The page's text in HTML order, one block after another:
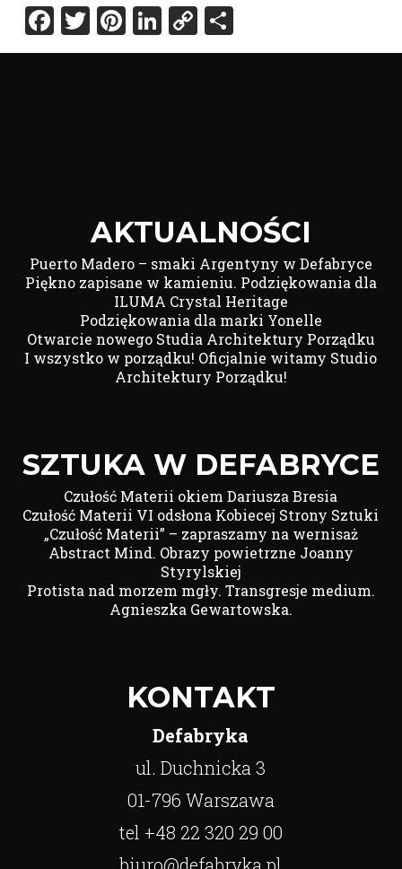
Facebook
Twitter
Pinterest
LinkedIn
Copy
Link
Share
AKTUALNOŚCI
Puerto Madero – smaki Argentyny w Defabryce
Piękno zapisane w kamieniu. Podziękowania dla
ILUMA Crystal Heritage
Podziękowania dla marki Yonelle
Otwarcie nowego Studia Architektury Porządku
I wszystko w porządku! Oficjalnie witamy Studio
Architektury Porządku!
SZTUKA W DEFABRYCE
Czułość Materii okiem Dariusza Bresia
Czułość Materii VI odsłona Kobiecej Strony Sztuki
„Czułość Materii” – zapraszamy na wernisaż
Abstract Mind. Obrazy powietrzne Joanny
Styrylskiej
Protista nad morzem mgły. Transgresje medium.
Agnieszka Gewartowska.
KONTAKT
Defabryka
ul. Duchnicka 3
01-796 Warszawa
tel +48 22 320 29 00